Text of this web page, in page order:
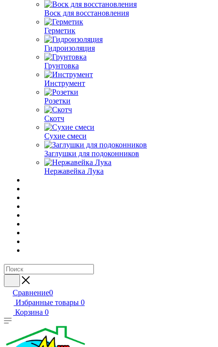
Воск для восстановления
Герметик
Гидроизоляция
Грунтовка
Инструмент
Розетки
Скотч
Сухие смеси
Заглушки для подоконников
Нержавейка Лука
Сравнение0
Избранные товары 0
Корзина 0